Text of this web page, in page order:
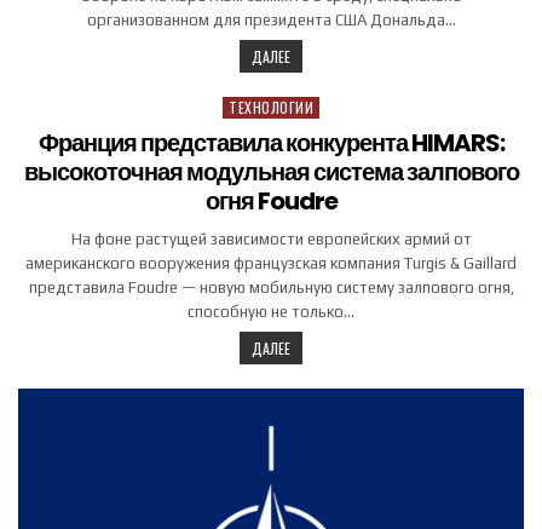
организованном для президента США Дональда…
ДАЛЕЕ
Posted in
ТЕХНОЛОГИИ
Франция представила конкурента HIMARS:
высокоточная модульная система залпового
огня Foudre
На фоне растущей зависимости европейских армий от
американского вооружения французская компания Turgis & Gaillard
представила Foudre — новую мобильную систему залпового огня,
способную не только…
ДАЛЕЕ